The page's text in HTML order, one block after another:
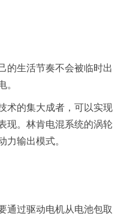
的生活节奏不会被临时出
。
术的集大成者，可以实现
现。林肯电混系统的涡轮
输出模式。
通过驱动电机从电池包取